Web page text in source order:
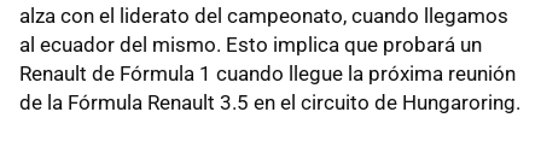
alza con el liderato del campeonato, cuando llegamos
al ecuador del mismo. Esto implica que probará un
Renault de Fórmula 1 cuando llegue la próxima reunión
de la Fórmula Renault 3.5 en el circuito de Hungaroring.